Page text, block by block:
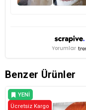
Yorumlar
Benzer Ürünler
YENI
ÜRÜN
Ücretsiz Kargo